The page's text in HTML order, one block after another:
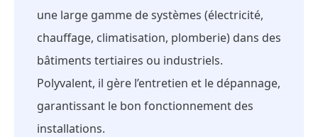
une large gamme de systèmes (électricité,
chauffage, climatisation, plomberie) dans des
bâtiments tertiaires ou industriels.
Polyvalent, il gère l’entretien et le dépannage,
garantissant le bon fonctionnement des
installations.